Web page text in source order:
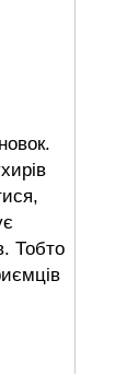
Тобто